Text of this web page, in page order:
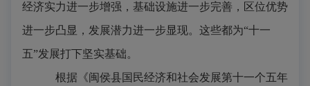
经济实力进一步增强，基础设施进一步完善，区位优势
进一步凸显，发展潜力进一步显现。这些都为“十一
五”发展打下坚实基础。
根据《闽侯县国民经济和社会发展第十一个五年